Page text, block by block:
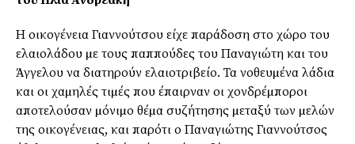
Η οικογένεια Γιαννούτσου είχε παράδοση στο χώρο του
ελαιολάδου µε τους παππούδες του Παναγιώτη και του
Άγγελου να διατηρούν ελαιοτριβείο. Τα νοθευµένα λάδια
και οι χαµηλές τιµές που έπαιρναν οι χονδρέµποροι
αποτελούσαν µόνιµο θέµα συζήτησης µεταξύ των µελών
της οικογένειας, και παρότι ο Παναγιώτης Γιαννούτσος